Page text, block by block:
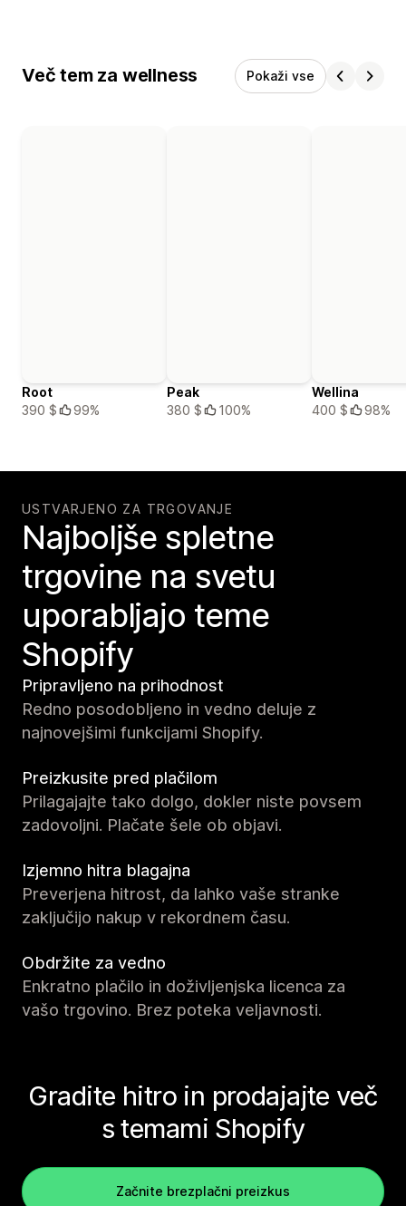
Več tem za wellness Pokaži vse
Root
390 $
99%
Peak
380 $
100%
Wellina
400 $
98%
USTVARJENO ZA TRGOVANJE
Najboljše spletne
trgovine na svetu
uporabljajo teme
Shopify
Pripravljeno na prihodnost
Redno posodobljeno in vedno deluje z
najnovejšimi funkcijami Shopify.
Preizkusite pred plačilom
Prilagajajte tako dolgo, dokler niste povsem
zadovoljni. Plačate šele ob objavi.
Izjemno hitra blagajna
Preverjena hitrost, da lahko vaše stranke
zaključijo nakup v rekordnem času.
Obdržite za vedno
Enkratno plačilo in doživljenjska licenca za
vašo trgovino. Brez poteka veljavnosti.
Gradite hitro in prodajajte več
s temami Shopify
Začnite brezplačni preizkus